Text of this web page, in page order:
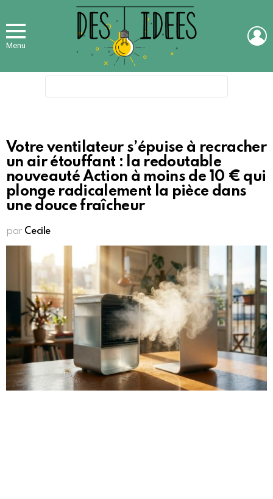
Menu
Votre ventilateur s’épuise à recracher
un air étouffant : la redoutable
nouveauté Action à moins de 10 € qui
plonge radicalement la pièce dans
une douce fraîcheur
par Cecile